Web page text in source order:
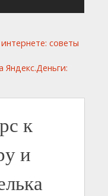
советы
Яндекс.Деньги:
к
и